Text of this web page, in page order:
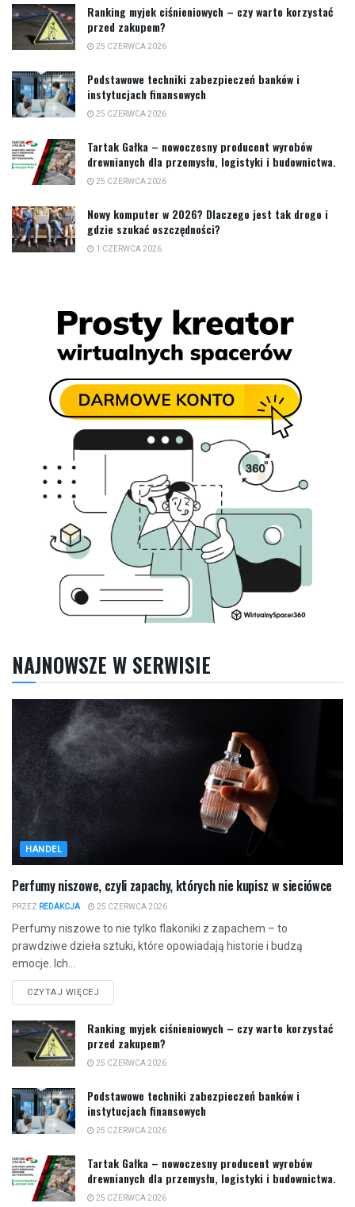
Ranking myjek ciśnieniowych – czy warto korzystać
przed zakupem?
25 CZERWCA 2026
Podstawowe techniki zabezpieczeń banków i
instytucjach finansowych
25 CZERWCA 2026
Tartak Gałka – nowoczesny producent wyrobów
drewnianych dla przemysłu, logistyki i budownictwa.
25 CZERWCA 2026
Nowy komputer w 2026? Dlaczego jest tak drogo i
gdzie szukać oszczędności?
1 CZERWCA 2026
NAJNOWSZE W SERWISIE
HANDEL
Perfumy niszowe, czyli zapachy, których nie kupisz w sieciówce
PRZEZ REDAKCJA 25 CZERWCA 2026
Perfumy niszowe to nie tylko flakoniki z zapachem – to
prawdziwe dzieła sztuki, które opowiadają historie i budzą
emocje. Ich...
CZYTAJ WIĘCEJ
Ranking myjek ciśnieniowych – czy warto korzystać
przed zakupem?
25 CZERWCA 2026
Podstawowe techniki zabezpieczeń banków i
instytucjach finansowych
25 CZERWCA 2026
Tartak Gałka – nowoczesny producent wyrobów
drewnianych dla przemysłu, logistyki i budownictwa.
25 CZERWCA 2026